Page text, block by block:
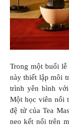
Trong một buổi
này thiết lập môi
trình yên bình với
Một học viên nổi
đệ tử của Tea
neo kết nối trên